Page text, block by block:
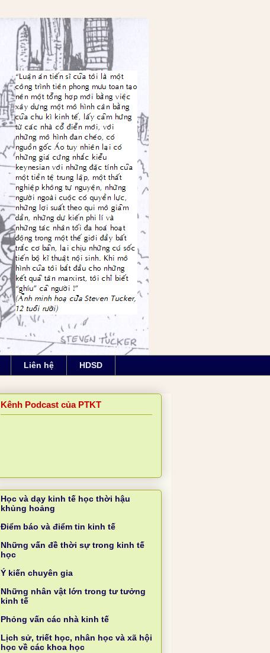
Liên hệ HDSD
Kênh Podcast của PTKT
Học và dạy kinh tế học thời hậu
khủng hoảng
Điểm báo và điểm tin kinh tế
Những vấn đề thời sự trong kinh tế
học
Ý kiến chuyên gia
Những nhân vật lớn trong tư tưởng
kinh tế
Phỏng vấn các nhà kinh tế
Lịch sử, triết học, nhân học và xã hội
học về các khoa học